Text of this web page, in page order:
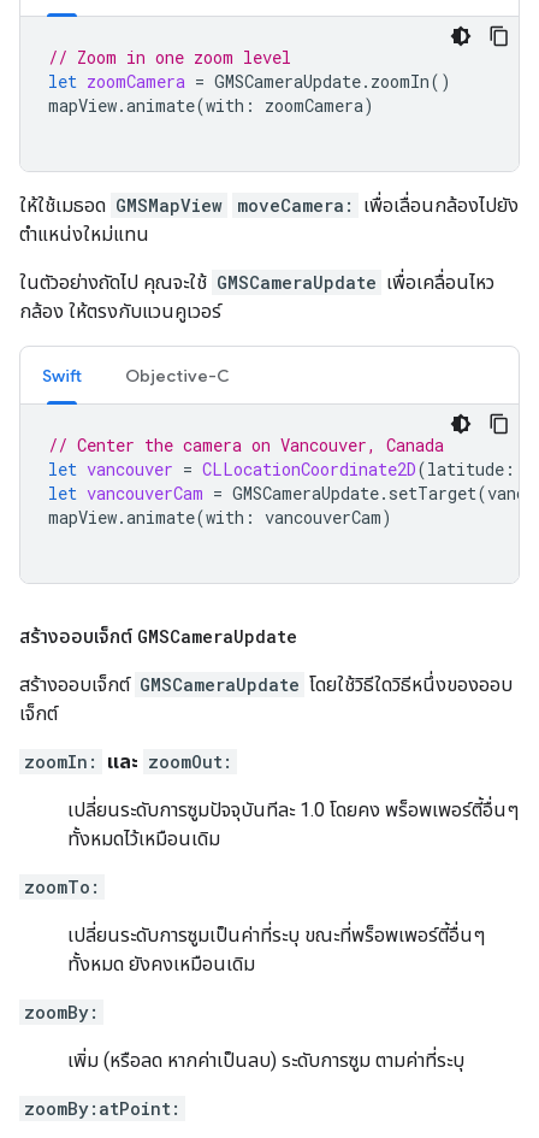
// Zoom in one zoom level
let zoomCamera = GMSCameraUpdate. zoomIn()
mapView.animate(with : zoomCamera)
ให้ใช้เมธอด GMSMapView moveCamera:
เพื่อเลื่อนกล้องไปยัง
ตำแหน่งใหม่แทน
ในตัวอย่างถัดไป คุณจะใช้ GMSCameraUpdate เพื่อเคลื่อนไหว
กล้อง ให้ตรงกับแวนคูเวอร์
Swift Objective-C
// Center the camera on Vancouver, Canada
let vancouver = CLLocationCoordinate2D(latitude :
let vancouverCam = GMSCameraUpdate. setTarget(
mapView.animate(with : vancouverCam)
สร้างออบเจ็กต์ GMSCameraUpdate
สร้างออบเจ็กต์ GMSCameraUpdate โดยใช้วิธีใดวิธีหนึ่งของออบ
เจ็กต์
zoomIn: และ zoomOut:
เปลี่ยนระดับการซูมปัจจุบันทีละ 1.0 โดยคง พร็อพเพอร์ตี้อื่นๆ
ทั้งหมดไว้เหมือนเดิม
zoomTo:
เปลี่ยนระดับการซูมเป็นค่าที่ระบุ ขณะที่พร็อพเพอร์ตี้อื่นๆ
ทั้งหมด ยังคงเหมือนเดิม
zoomBy:
เพิ่ม (หรือลด หากค่าเป็นลบ) ระดับการซูม ตามค่าที่ระบุ
zoomBy:atPoint: